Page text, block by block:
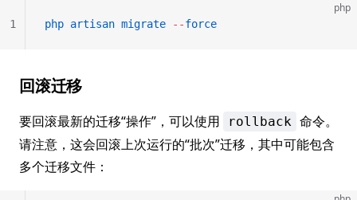
php
php artisan migrate --force
1
回滚迁移
要回滚最新的迁移“操作”，可以使用 rollback 命令。
请注意，这会回滚上次运行的“批次”迁移，其中可能包含
多个迁移文件：